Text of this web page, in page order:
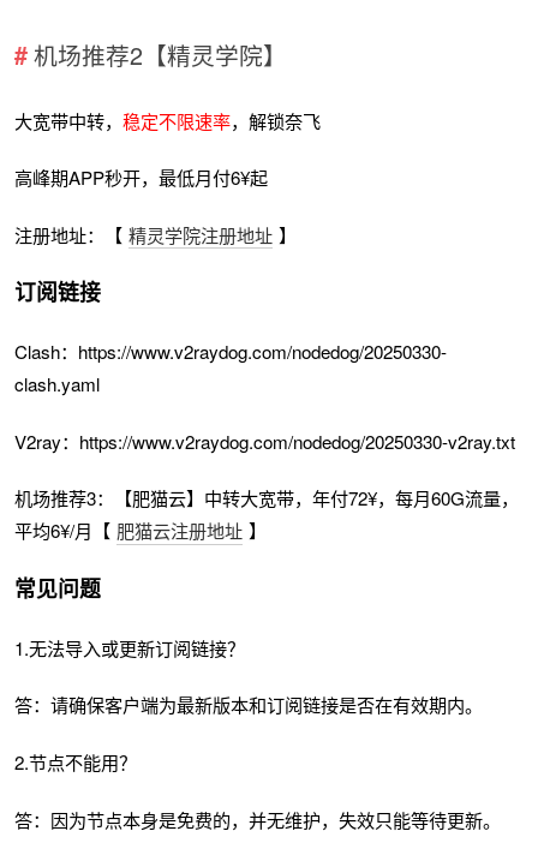
机场推荐2【精灵学院】
大宽带中转，稳定不限速率，解锁奈飞
高峰期APP秒开，最低月付6¥起
注册地址：【 精灵学院注册地址 】
订阅链接
Clash：https://www.v2raydog.com/nodedog/20250330-
clash.yaml
V2ray：https://www.v2raydog.com/nodedog/20250330-v2ray.txt
机场推荐3：【肥猫云】中转大宽带，年付72¥，每月60G流量，
平均6¥/月【 肥猫云注册地址 】
常见问题
1.无法导入或更新订阅链接？
答：请确保客户端为最新版本和订阅链接是否在有效期内。
2.节点不能用？
答：因为节点本身是免费的，并无维护，失效只能等待更新。